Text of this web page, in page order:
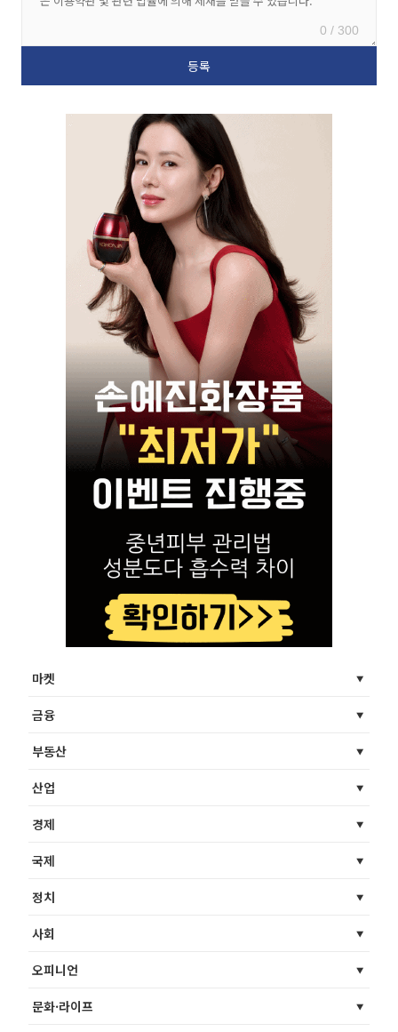
0 / 300
마켓
금융
부동산
산업
경제
국제
정치
사회
오피니언
문화·라이프